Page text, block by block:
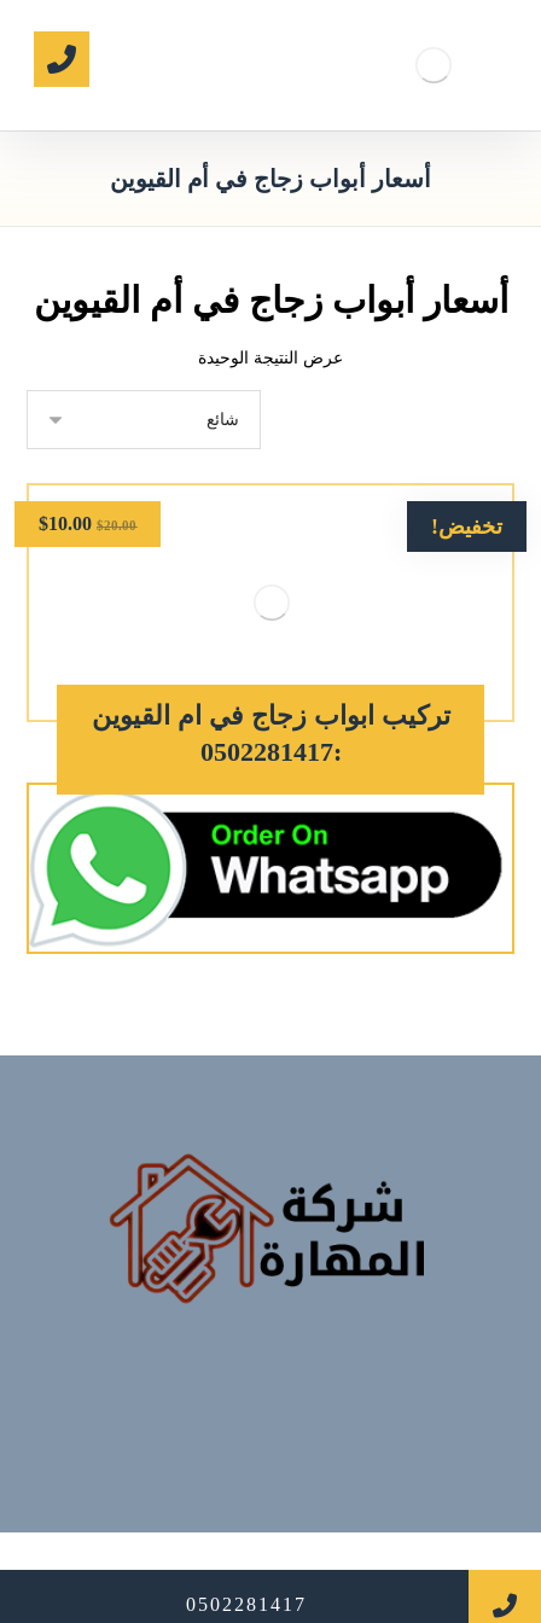
أسعار أبواب زجاج في أم القيوين
أسعار أبواب زجاج في أم القيوين
عرض النتيجة الوحيدة
تخفيض!
تركيب ابواب زجاج في ام القيوين
:0502281417
$20.00
$10.00
0502281417